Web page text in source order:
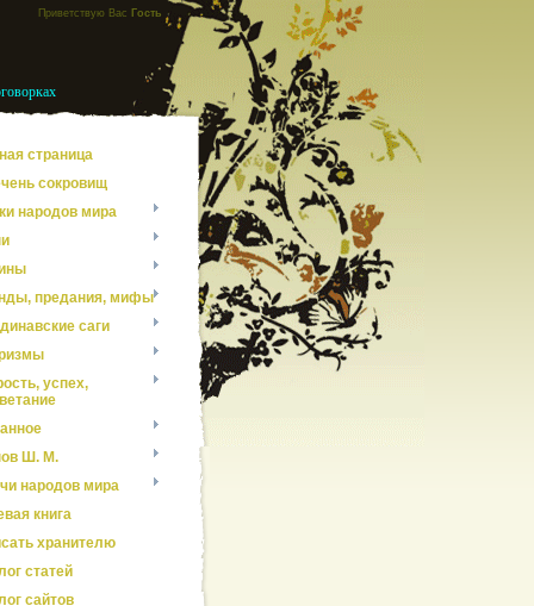
Приветствую Вас Гость
страница
сокровищ
народов мира
предания, мифы
саги
успех,
Ш. М.
народов мира
книга
хранителю
статей
сайтов